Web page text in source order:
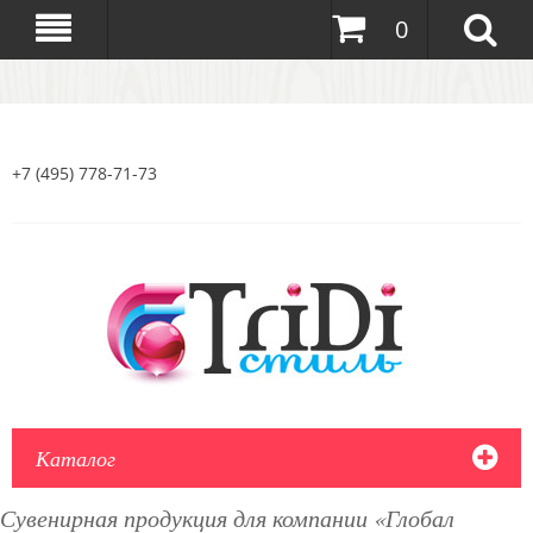
0
+7 (495) 778-71-73
Каталог
Сувенирная продукция для компании «Глобал